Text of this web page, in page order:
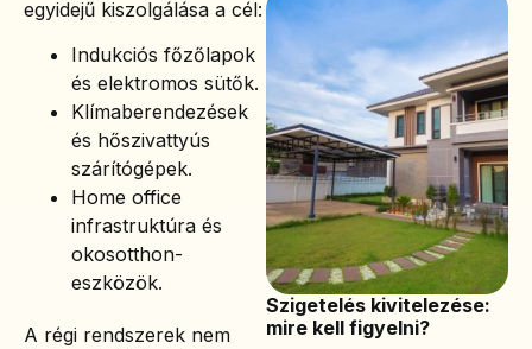
egyidejű kiszolgálása a cél:
Indukciós főzőlapok
és elektromos sütők.
Klímaberendezések
és hőszivattyús
szárítógépek.
Home office
infrastruktúra és
okosotthon-
eszközök.
A régi rendszerek nem
Szigetelés kivitelezése:
mire kell figyelni?